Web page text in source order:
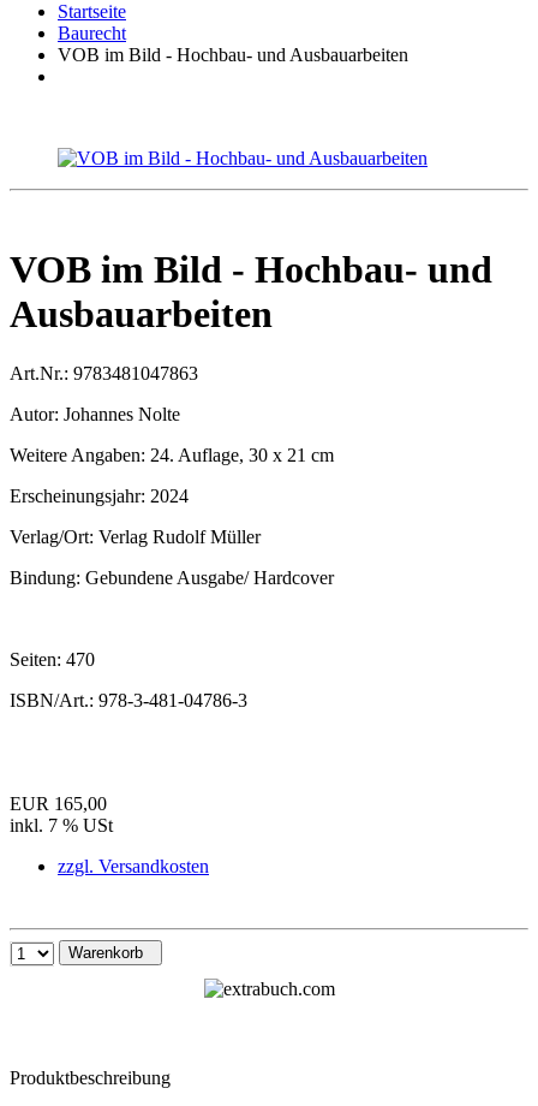
Startseite
Baurecht
VOB im Bild - Hochbau- und Ausbauarbeiten
VOB im Bild - Hochbau- und
Ausbauarbeiten
Art.Nr.: 9783481047863
Autor: Johannes Nolte
Weitere Angaben: 24. Auflage, 30 x 21 cm
Erscheinungsjahr: 2024
Verlag/Ort: Verlag Rudolf Müller
Bindung: Gebundene Ausgabe/ Hardcover
Seiten: 470
ISBN/Art.: 978-3-481-04786-3
EUR 165,00
inkl. 7 % USt
zzgl. Versandkosten
Warenkorb
Produktbeschreibung